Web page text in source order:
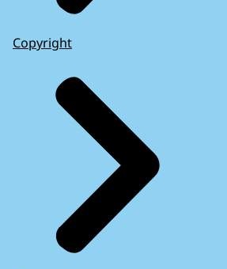
Copyright